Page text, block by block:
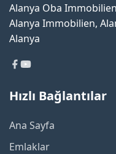
Alanya Oba
Alanya Immobilien,
Alanya
Hızlı Bağlantılar
Ana Sayfa
Emlaklar